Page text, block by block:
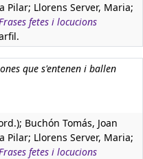
Pilar; Llorens Server, Maria;
fetes i locucions
que s'entenen i ballen
Buchón Tomás, Joan
Pilar; Llorens Server, Maria;
fetes i locucions